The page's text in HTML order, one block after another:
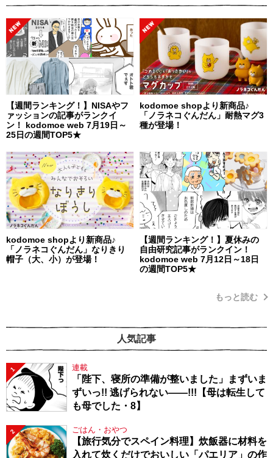
【週間ランキング！】NISAやフ
ァッションの記事がランクイ
ン！ kodomoe web 7月19日～
25日の週間TOP5★
kodomoe shopより新商品♪
「ノラネコぐんだん」耐熱マグ3
種が登場！
kodomoe shopより新商品♪
「ノラネコぐんだん」なりきり
帽子（大、小）が登場！
【週間ランキング！】夏休みの
自由研究記事がランクイン！
kodomoe web 7月12日～18日
の週間TOP5★
もっと読む
人気記事
1 連載
「陛下、寝所の準備が整いました」まずいま
ずいっ!! 逃げられない――!!!【母は転生して
も母でした・8】
2 ごはん・おやつ
【旅行気分でスペイン料理】炊飯器に材料を
入れて炊くだけでおいしい「パエリア」の作